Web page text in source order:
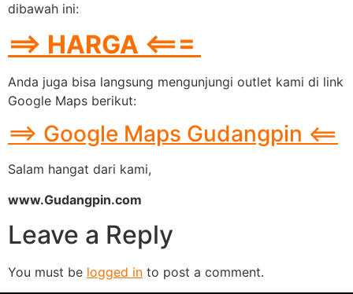
dibawah ini:
==> HARGA <===
Anda juga bisa langsung mengunjungi outlet kami di link
Google Maps berikut:
==> Google Maps Gudangpin <==
Salam hangat dari kami,
www.Gudangpin.com
Leave a Reply
You must be logged in to post a comment.